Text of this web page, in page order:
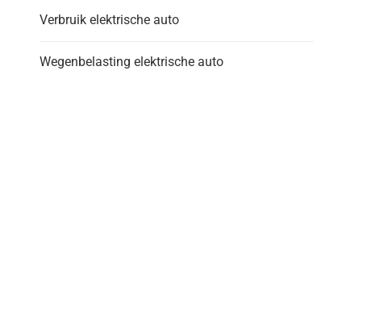
Verbruik elektrische auto
Wegenbelasting elektrische auto